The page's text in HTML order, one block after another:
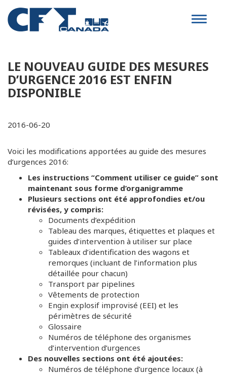
Toggle
LE NOUVEAU GUIDE DES MESURES
D’URGENCE 2016 EST ENFIN
DISPONIBLE
2016-06-20
Voici les modifications apportées au guide des mesures
d’urgences 2016:
Les instructions “Comment utiliser ce guide” sont
maintenant sous forme d’organigramme
Plusieurs sections ont été approfondies et/ou
révisées, y compris:
Documents d’expédition
Tableau des marques, étiquettes et plaques et
guides d’intervention à utiliser sur place
Tableaux d’identification des wagons et
remorques (incluant de l’information plus
détaillée pour chacun)
Transport par pipelines
Vêtements de protection
Engin explosif improvisé (EEI) et les
périmètres de sécurité
Glossaire
Numéros de téléphone des organismes
d’intervention d’urgences
Des nouvelles sections ont été ajoutées:
Numéros de téléphone d’urgence locaux (à